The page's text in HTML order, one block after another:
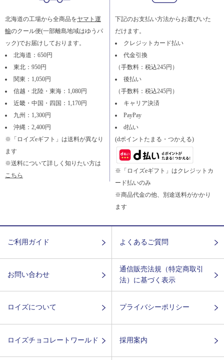
北海道の工場から全商品をヤマト運
輸のクール便(一部離島地域はゆうパ
ック)でお届けしております。
北海道：650円
東北：950円
関東：1,050円
信越・北陸・東海：1,080円
近畿・中国・四国：1,170円
九州：1,300円
沖縄：2,400円
※「ロイズeギフト」は送料が異なり
ます
※送料について詳しく知りたい方は
こちら
下記のお支払い方法からお選びいた
だけます。
クレジットカード払い
代金引換
（手数料：税込245円）
後払い
（手数料：税込245円）
キャリア決済
PayPay
d払い
(dポイントたまる・つかえる)
※「ロイズeギフト」はクレジットカ
ード払いのみ
※商品代金の他、別途送料がかかり
ます
ご利用ガイド よくあるご質問
お問い合わせ
通信販売法規（特定商取引
法）に基づく表示
ロイズについて プライバシーポリシー
ロイズチョコレートワールド 採用案内